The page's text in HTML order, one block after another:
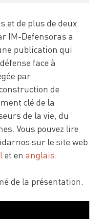
et de plus de deux
IM-Defensoras a
publication qui
face à
par
de
clé de la
de la vie, du
Vous pouvez lire
sur le site web
et en anglais.
de la présentation.